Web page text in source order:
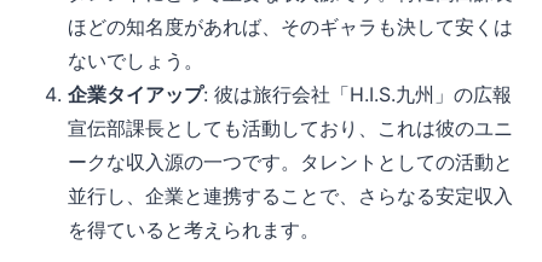
ほどの知名度があれば、そのギャラも決して安くは
ないでしょう。
企業タイアップ: 彼は旅行会社「H.I.S.九州」の広報
宣伝部課長としても活動しており、これは彼のユニ
ークな収入源の一つです。タレントとしての活動と
並行し、企業と連携することで、さらなる安定収入
を得ていると考えられます。